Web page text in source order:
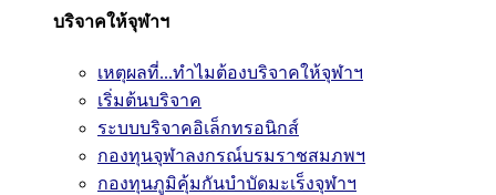
บริจาคให้จุฬาฯ
เหตุผลที่...ทำไมต้องบริจาคให้จุฬาฯ
เริ่มต้นบริจาค
ระบบบริจาคอิเล็กทรอนิกส์
กองทุนจุฬาลงกรณ์บรมราชสมภพฯ
กองทุนภูมิคุ้มกันบำบัดมะเร็งจุฬาฯ